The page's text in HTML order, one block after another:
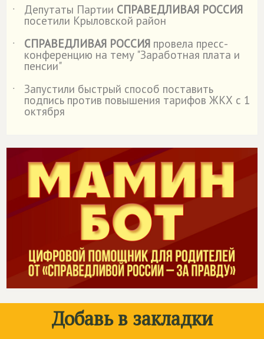
˙
Депутаты Партии СПРАВЕДЛИВАЯ РОССИЯ
посетили Крыловской район
˙
СПРАВЕДЛИВАЯ РОССИЯ провела пресс-
конференцию на тему "Заработная плата и
пенсии"
˙
Запустили быстрый способ поставить
подпись против повышения тарифов ЖКХ с 1
октября
Добавь в закладки